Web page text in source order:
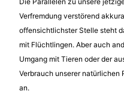
Verfremdung verstörend
offensichtlichster Stelle steht
mit Flüchtlingen. Aber auch
Umgang mit Tieren oder der
Verbrauch unserer natürlichen
an.